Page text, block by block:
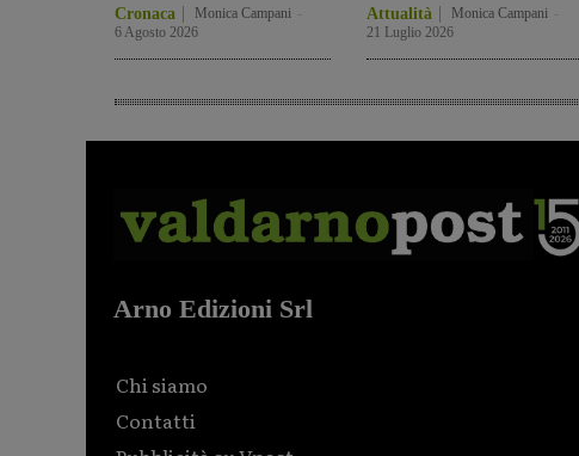
Cronaca Monica Campani
6 Agosto 2026
Attualità Monica Campani
21 Luglio 2026
Arno Edizioni Srl
Chi siamo
Contatti